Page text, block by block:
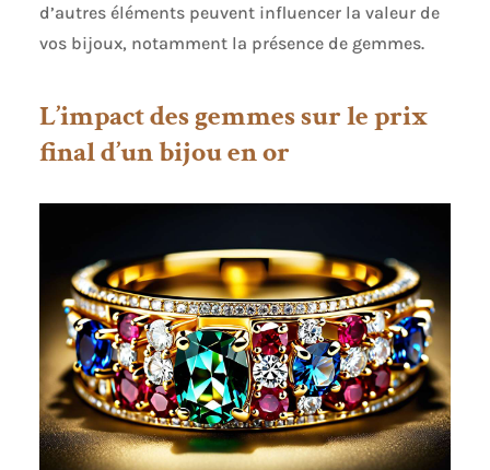
d’autres éléments peuvent influencer la valeur de
vos bijoux, notamment la présence de gemmes.
L’impact des gemmes sur le prix
final d’un bijou en or